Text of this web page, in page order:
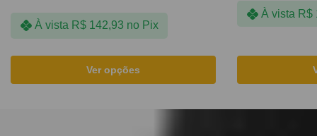
À vista R$142,93 no Pix
Ver opções
À vista R$